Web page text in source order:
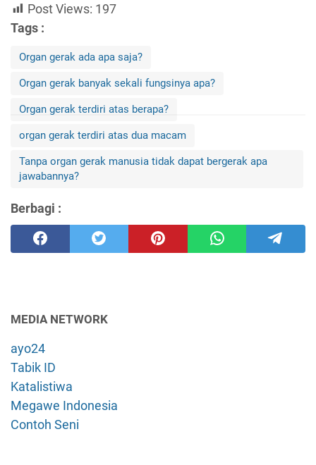
Post Views: 197
Tags :
Organ gerak ada apa saja?
Organ gerak banyak sekali fungsinya apa?
Organ gerak terdiri atas berapa?
organ gerak terdiri atas dua macam
Tanpa organ gerak manusia tidak dapat bergerak apa
jawabannya?
Berbagi :
MEDIA NETWORK
ayo24
Tabik ID
Katalistiwa
Megawe Indonesia
Contoh Seni